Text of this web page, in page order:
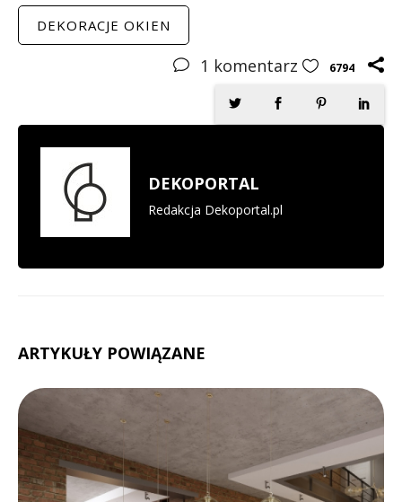
DEKORACJE OKIEN
1 komentarz 6794
DEKOPORTAL
Redakcja Dekoportal.pl
ARTYKUŁY POWIĄZANE